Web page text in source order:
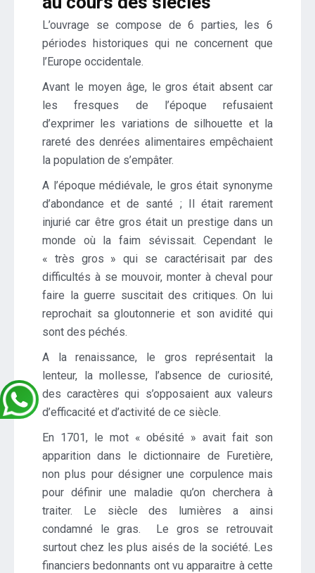
L’ouvrage se compose de 6 parties, les 6
périodes historiques qui ne concernent que
l’Europe occidentale.
Avant le moyen âge, le gros était absent car
les fresques de l’époque refusaient
d’exprimer les variations de silhouette et la
rareté des denrées alimentaires empêchaient
la population de s’empâter.
A l’époque médiévale, le gros était synonyme
d’abondance et de santé ; Il était rarement
injurié car être gros était un prestige dans un
monde où la faim sévissait. Cependant le
« très gros » qui se caractérisait par des
difficultés à se mouvoir, monter à cheval pour
faire la guerre suscitait des critiques. On lui
reprochait sa gloutonnerie et son avidité qui
sont des péchés.
A la renaissance, le gros représentait la
lenteur, la mollesse, l’absence de curiosité,
des caractères qui s’opposaient aux valeurs
d’efficacité et d’activité de ce siècle.
En 1701, le mot « obésité » avait fait son
apparition dans le dictionnaire de Furetière,
non plus pour désigner une corpulence mais
pour définir une maladie qu’on cherchera à
traiter. Le siècle des lumières a ainsi
condamné le gras. Le gros se retrouvait
surtout chez les plus aisés de la société. Les
financiers bedonnants ont vu apparaitre à cette